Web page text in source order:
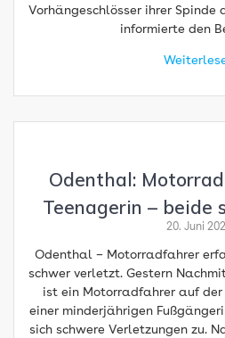
Vorhängeschlösser ihrer Spinde
informierte den
Odenthal:
Teenagerin – beide
20. Juni
Odenthal – Motorradfahrer
schwer verletzt. Gestern
ist ein Motorradfahrer auf der
einer minderjährigen
sich schwere Verletzungen zu.